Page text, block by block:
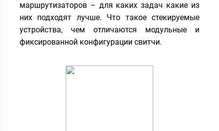
маршрутизаторов – для каких задач какие из
них подходят лучше. Что такое стекируемые
устройства, чем отличаются модульные и
фиксированной конфигурации свитчи.